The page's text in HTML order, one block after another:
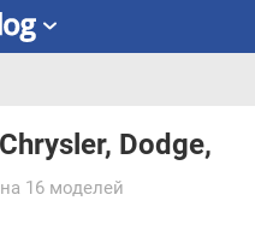
Dodge,
на 16 моделей